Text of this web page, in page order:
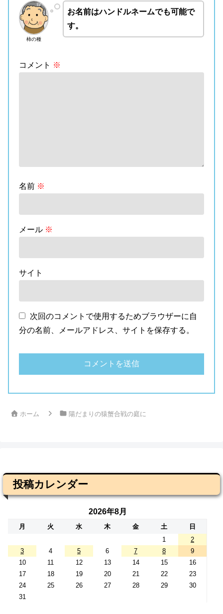
柿の種
お名前はハンドルネームでも可能で
す。
コメント ※
名前 ※
メール ※
サイト
次回のコメントで使用するためブラウザーに自
分の名前、メールアドレス、サイトを保存する。
ホーム 陽だまりの猿蟹合戦の庭に
投稿カレンダー
2026年8月
月 火 水 木 金 土
日
1
2
3
4 5 6 7 8
9
10
11 12 13 14 15
16
17
18 19 20 21 22
23
24
25 26 27 28 29
30
31